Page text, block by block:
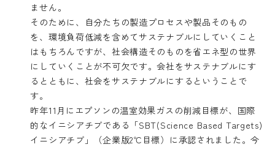
ません。
そのために、自分たちの製造プロセスや製品そのもの
を、環境負荷低減を含めてサステナブルにしていくこと
はもちろんですが、社会構造そのものを省エネ型の世界
にしていくことが不可欠です。会社をサステナブルにす
るとともに、社会をサステナブルにするということで
す。
昨年11月にエプソンの温室効果ガスの削減目標が、国際
的なイニシアチブである「SBT(Science Based Targets)
イニシアチブ」（企業版2℃目標）に承認されました。今